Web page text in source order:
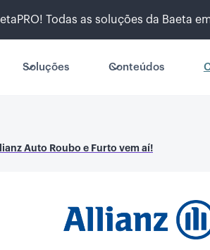
Todas as soluções da Baeta
Soluções Conteúdos
Auto Roubo e Furto vem aí!